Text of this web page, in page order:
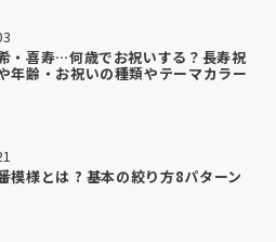
トの際に、こちらにお願いしま
り、品もクオリティが高く、ま
・喜寿…何歳でお祝いする？長寿祝
年齢・お祝いの種類やテーマカラー
模様とは ? 基本の絞り方8パターン